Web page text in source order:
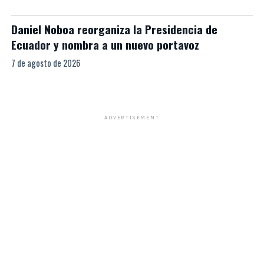
Daniel Noboa reorganiza la Presidencia de
Ecuador y nombra a un nuevo portavoz
7 de agosto de 2026
ADVERTISEMENT